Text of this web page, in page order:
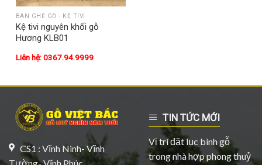
BÀN GHẾ GỖ - KỆ TIVI
Kệ tivi nguyên khối gỗ
Hương KLB01
Liên hệ: 0367.94.9999
CS1 : Vĩnh Ninh- Vĩnh
TIN TỨC MỚI
Vị trí đặt lục bình gỗ
trong nhà hợp phong thuỷ